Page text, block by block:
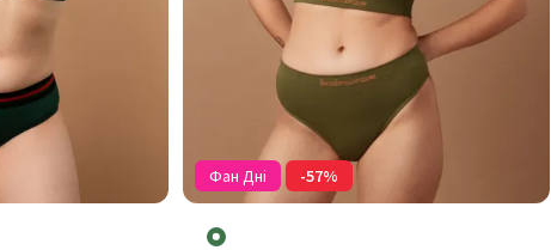
Фан Дні -57%